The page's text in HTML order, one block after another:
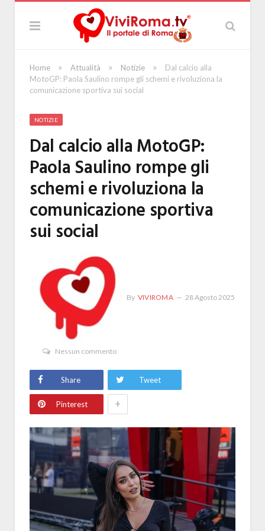
Home » Attualità » Notizie »
Dal calcio alla
MotoGP: Paola Saulino rompe gli schemi e rivoluziona la
comunicazione sportiva sui social
NOTIZIE
Dal calcio alla MotoGP:
Paola Saulino rompe gli
schemi e rivoluziona la
comunicazione sportiva
sui social
By VIVIROMA 28 Agosto 2025
Nessun commento
Share Tweet
Pinterest +